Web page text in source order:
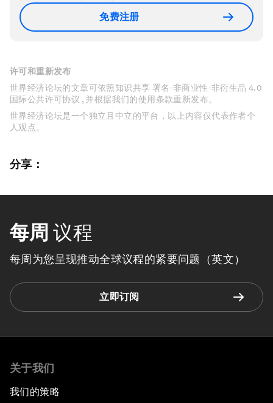
免费注册
许可和重新发布
世界经济论坛的文章可依照知识共享 署名-非商业性-非衍生品 4.0
国际公共许可协议 , 并根据我们的使用条款重新发布。
世界经济论坛是一个独立且中立的平台，以上内容仅代表作者个
人观点。
分享：
每周 议程
每周为您呈现推动全球议程的紧要问题（英文）
立即订阅
关于我们
我们的策略